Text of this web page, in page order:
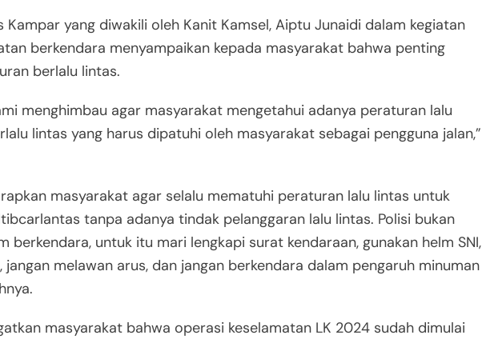
Kampar yang diwakili oleh Kanit Kamsel, Aiptu Junaidi dalam kegiatan
berkendara menyampaikan kepada masyarakat bahwa penting
berlalu lintas.
menghimbau agar masyarakat mengetahui adanya peraturan lalu
lintas yang harus dipatuhi oleh masyarakat sebagai pengguna jalan,”
masyarakat agar selalu mematuhi peraturan lalu lintas untuk
tanpa adanya tindak pelanggaran lalu lintas. Polisi bukan
berkendara, untuk itu mari lengkapi surat kendaraan, gunakan helm SNI,
jangan melawan arus, dan jangan berkendara dalam pengaruh minuman
masyarakat bahwa operasi keselamatan LK 2024 sudah dimulai